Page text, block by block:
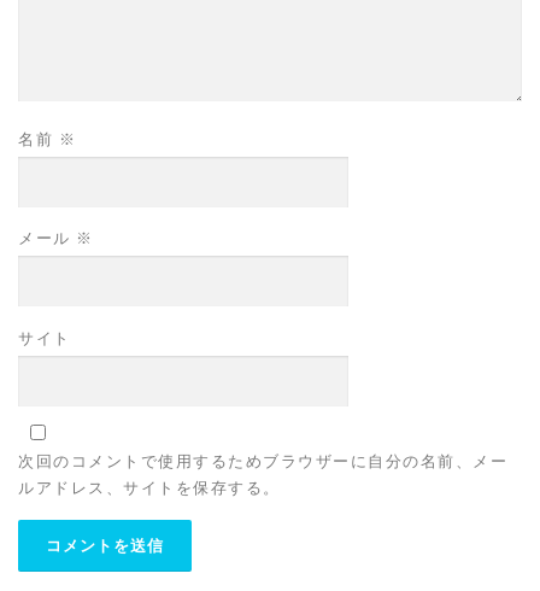
名前 ※
メール ※
サイト
次回のコメントで使用するためブラウザーに自分の名前、メー
ルアドレス、サイトを保存する。